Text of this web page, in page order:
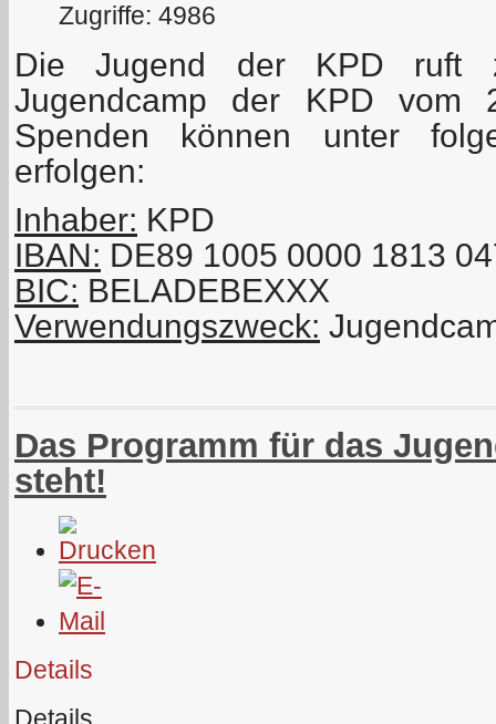
Zugriffe: 4986
Die Jugend der KPD ruft
Jugendcamp der KPD
Spenden können unter
erfolgen:
Inhaber: KPD
IBAN: DE89 1005 0000 1813
BIC: BELADEBEXXX
Verwendungszweck:
Das Programm für das
steht!
Details
Details